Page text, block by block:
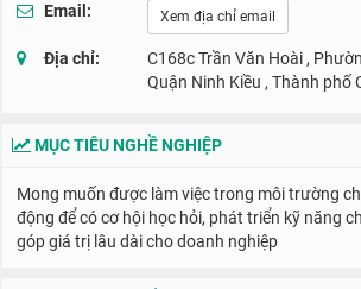
Email: Xem địa chỉ email
Địa chỉ:
C168c Trần Văn Hoài ,
Quận Ninh Kiều , Thành phố
MỤC TIÊU NGHỀ NGHIỆP
Mong muốn được làm việc trong môi trường
động để có cơ hội học hỏi, phát triển kỹ năng
góp giá trị lâu dài cho doanh nghiệp